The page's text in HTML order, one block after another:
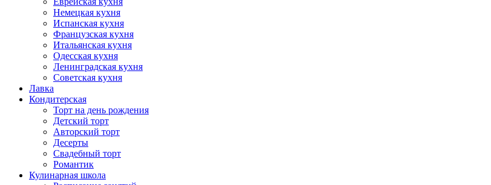
Немецкая кухня
Испанская кухня
Французская кухня
Итальянская кухня
Одесская кухня
Ленинградская кухня
Советская кухня
Лавка
Кондитерская
Торт на день рождения
Детский торт
Авторский торт
Десерты
Свадебный торт
Романтик
Кулинарная школа